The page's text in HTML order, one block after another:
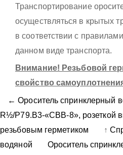
Транспортирование
осуществляться в крытых
в соответствии с
данном виде транспорта.
Внимание! Резьбовой
свойство
← Ороситель спринклерный
R½/P79.B3-«CBВ-8», розеткой
резьбовым герметиком
↑
водяной
Ороситель